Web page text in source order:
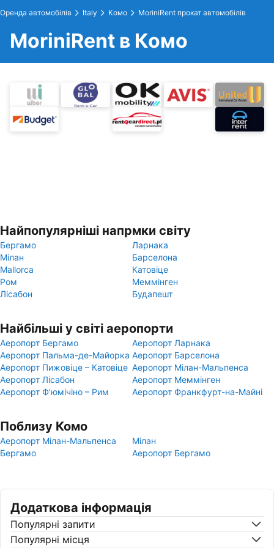
Оренда автомобілів Italy Комо MoriniRent прокат автомобілів
MoriniRent в Комо
Найпопулярніші напрмки світу
Бергамо
Ларнака
Мілан
Барселона
Mallorca
Катовіце
Ром
Меммінген
Лісабон
Будапешт
Найбільші у світі аеропорти
Аеропорт Бергамо
Аеропорт Ларнака
Аеропорт Пальма-де-Майорка Аеропорт Барселона
Аеропорт Пижовіце – Катовіце Аеропорт Мілан-Мальпенса
Аеропорт Лісабон
Аеропорт Меммінген
Аеропорт Ф'юмічіно – Рим
Аеропорт Франкфурт-на-Майні
Поблизу Комо
Аеропорт Мілан-Мальпенса
Мілан
Бергамо
Аеропорт Бергамо
Додаткова інформація
Популярні запити
Популярні місця